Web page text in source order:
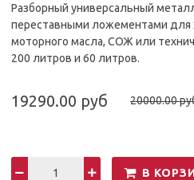
Разборный универсальный
переставными ложементами для
моторного масла, СОЖ или
200 литров и 60 литров.
19290.00 руб 20000.00
В